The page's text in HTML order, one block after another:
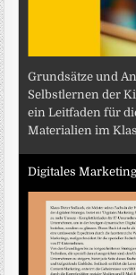
Grundsätze und
Selbstlernen der
ein Leitfaden für
Materialien im
Digitales